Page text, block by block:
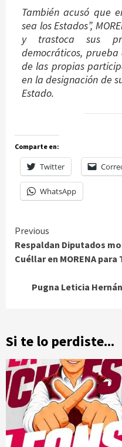
También acusó que
sea los Estados”,
y trastoca sus
democráticos, prueba
de las propias
en la designación de
Estado.
Comparte en:
Twitter
WhatsApp
Continue
Reading
Previous
Respaldan Diputados
Cuéllar en MORENA para
Pugna Leticia
Si te lo perdiste...